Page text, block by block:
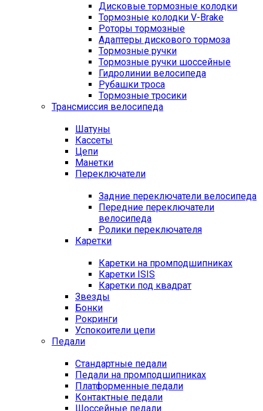
Дисковые тормозные колодки
Тормозные колодки V-Brake
Роторы тормозные
Адаптеры дискового тормоза
Тормозные ручки
Тормозные ручки шоссейные
Гидролинии велосипеда
Рубашки троса
Тормозные тросики
Трансмиссия велосипеда
Шатуны
Кассеты
Цепи
Манетки
Переключатели
Задние переключатели велосипеда
Передние переключатели
велосипеда
Ролики переключателя
Каретки
Каретки на промподшипниках
Каретки ISIS
Каретки под квадрат
Звезды
Бонки
Рокринги
Успокоители цепи
Педали
Стандартные педали
Педали на промподшипниках
Платформенные педали
Контактные педали
Шоссейные педали